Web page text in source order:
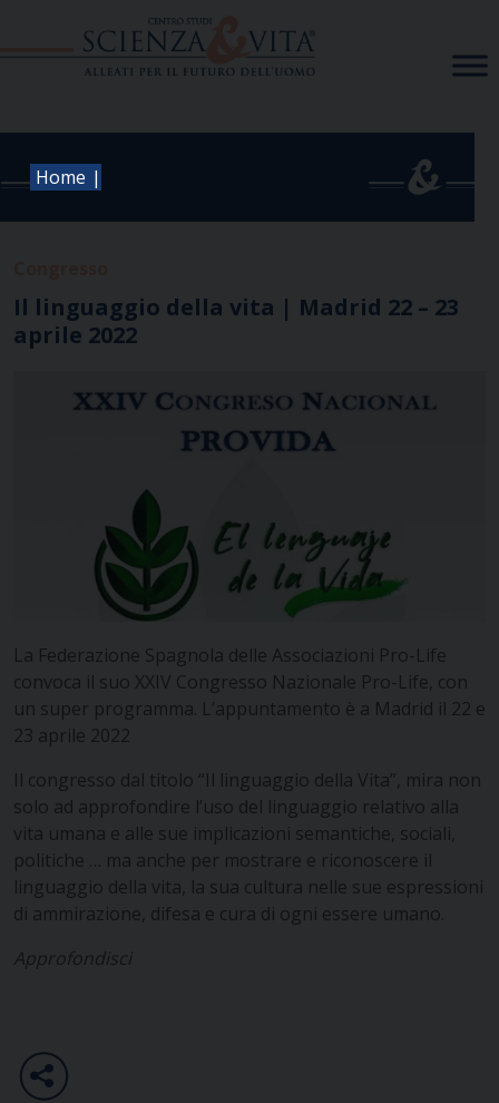
Home |
Il linguaggio della vita | Madrid 22 – 23
aprile 2022
La Federazione Spagnola delle Associazioni Pro-Life
convoca il suo XXIV Congresso Nazionale Pro-Life, con
un super programma. L’appuntamento è a Madrid il 22 e
23 aprile 2022
Il congresso dal titolo “Il linguaggio della Vita”, mira non
solo ad approfondire l’uso del linguaggio relativo alla
vita umana e alle sue implicazioni semantiche, sociali,
politiche … ma anche per mostrare e riconoscere il
linguaggio della vita, la sua cultura nelle sue espressioni
di ammirazione, difesa e cura di ogni essere umano.
Approfondisci